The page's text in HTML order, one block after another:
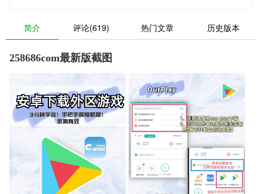
简介 评论(619) 热门文章 历史版本
258686com最新版截图